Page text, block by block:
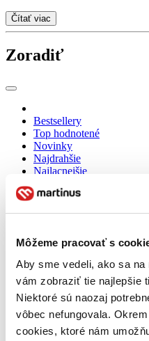
Môžeme pracovať s
Aby sme vedeli, ako sa
vám zobraziť tie najlepšie
Niektoré sú naozaj
vôbec nefungovala.
cookies, ktoré nám
Čítať viac
Zoradiť
Bestsellery
Top hodnotené
Novinky
Najdrahšie
Najlacnejšie
69 produktov